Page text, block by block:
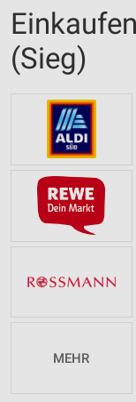
(Sieg)
MEHR